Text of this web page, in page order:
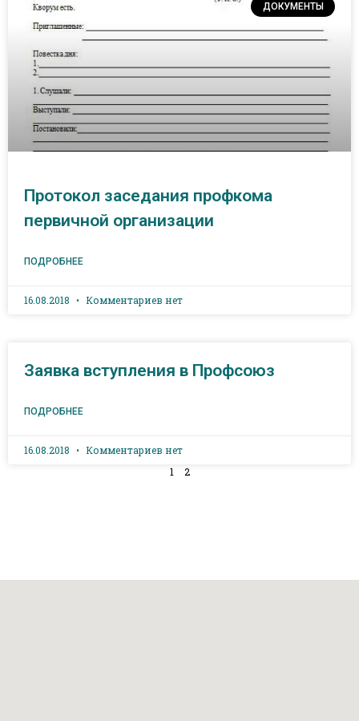
ДОКУМЕНТЫ
Протокол заседания профкома
первичной организации
ПОДРОБНЕЕ
16.08.2018 Комментариев нет
Заявка вступления в Профсоюз
ПОДРОБНЕЕ
16.08.2018
Комментариев нет
1
2